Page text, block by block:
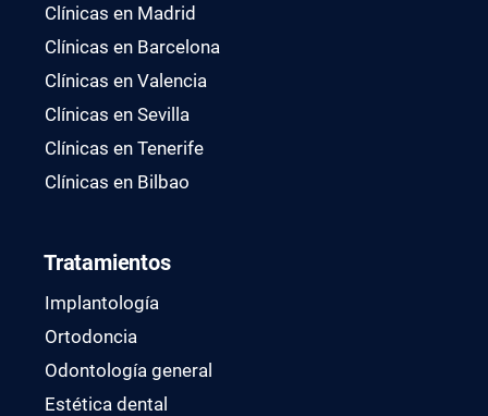
Clínicas en Madrid
Clínicas en Barcelona
Clínicas en Valencia
Clínicas en Sevilla
Clínicas en Tenerife
Clínicas en Bilbao
Tratamientos
Implantología
Ortodoncia
Odontología general
Estética dental